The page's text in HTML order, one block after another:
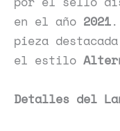
en el año 2021
pieza
el estilo
Detalles del